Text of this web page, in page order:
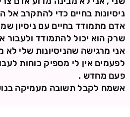
ניסיונות בחיים כדי להתקרב
אדם מתמודד בחיים עם ניסיון
שרק הוא יכול להתמודד ולעבור
אני מרגישה שהניסיונות שלי לא
לפעמים אין לי מספיק כוחות
פעם מחדש .
אשמח לקבל תשובה מעמיקה